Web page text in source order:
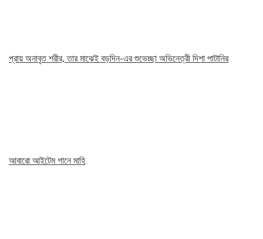
প্রায় অনাবৃত শরীর, তার মাঝেই বড়দিন-এর শুভেচ্ছা অভিনেত্রী দিশা পাটানির
আবারো আইটেম গানে মাহি